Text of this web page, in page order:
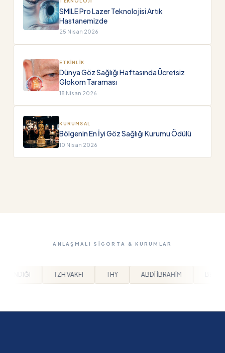
SMILE Pro Lazer Teknolojisi Artık
Hastanemizde
25 Nisan 2026
ETKINLIK
Dünya Göz Sağlığı Haftasında Ücretsiz
Glokom Taraması
18 Nisan 2026
KURUMSAL
Bölgenin En İyi Göz Sağlığı Kurumu Ödülü
10 Nisan 2026
ANLAŞMALI SIGORTA & KURUMLAR
THY ABDİ İBRAHİM BEYLİKDÜZÜ BELEDİYESİ